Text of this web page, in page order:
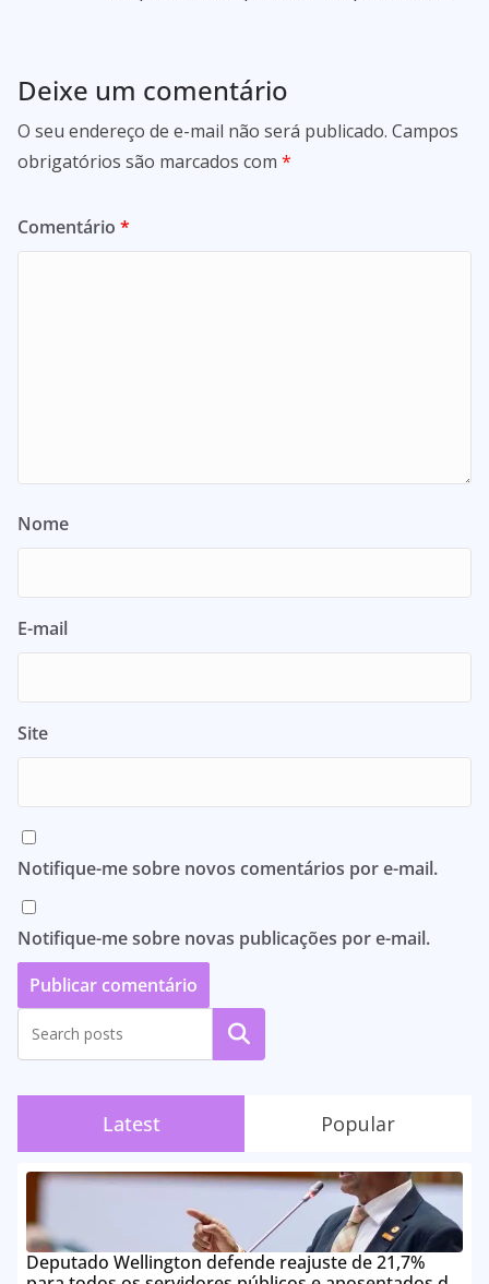
Deixe um comentário
O seu endereço de e-mail não será publicado. Campos
obrigatórios são marcados com *
Comentário *
Nome
E-mail
Site
Notifique-me sobre novos comentários por e-mail.
Notifique-me sobre novas publicações por e-mail.
Pesquisar
Latest Popular
Deputado Wellington defende reajuste de 21,7%